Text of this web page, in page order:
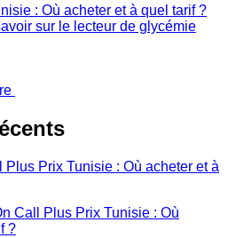
: Où acheter et à quel tarif ?
sur le lecteur de glycémie
Plus Prix Tunisie : Où acheter et à
Call Plus Prix Tunisie : Où
?